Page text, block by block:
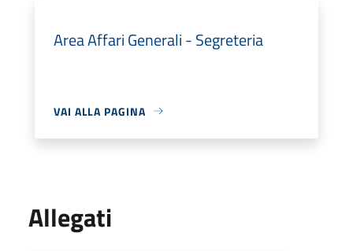
Area Affari Generali - Segreteria
VAI ALLA PAGINA
Allegati